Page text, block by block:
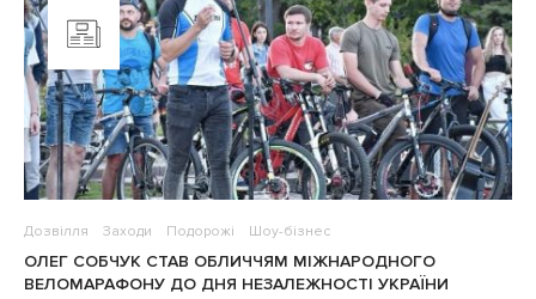
Дозвілля Заходи Подорожі Шоу-бізнес
ОЛЕГ СОБЧУК СТАВ ОБЛИЧЧЯМ МІЖНАРОДНОГО
ВЕЛОМАРАФОНУ ДО ДНЯ НЕЗАЛЕЖНОСТІ УКРАЇНИ